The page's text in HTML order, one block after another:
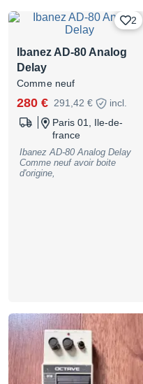
privilégiée en main propre,
sur La Queue les Yvelines ou
sur le Plessis Robinson en
semaine. Si envoi :
Transaction via RIB et envoi
via colissimo UNIQUEMENT.
FdP : 7€
2
Ibanez AD-80 Analog
Delay
Comme neuf
280 € 291,42 €
incl.
Paris 01, Ile-de-
france
Ibanez AD-80 Analog Delay
Comme neuf avoir boite
d'origine,